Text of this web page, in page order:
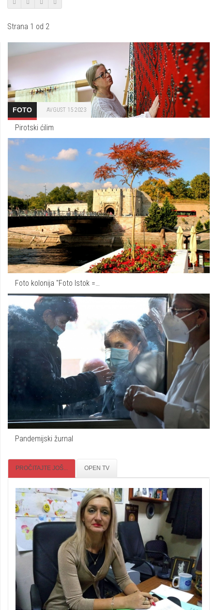
Strana 1 od 2
FOTO AVGUST 15 2023
Pirotski ćilim
Foto kolonija "Foto Istok =…
Pandemijski žurnal
PROČITAJTE JOŠ... OPEN TV